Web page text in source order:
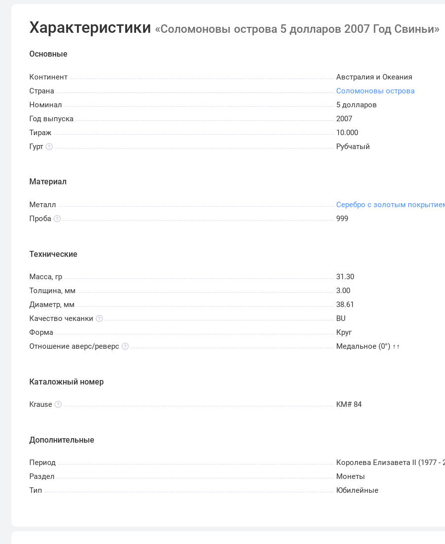
Характеристики «Соломоновы острова 5 долларов 2007 Год Свиньи»
Основные
Континент
Австралия и Океания
Страна
Соломоновы острова
Номинал
5 долларов
Год выпуска
2007
Тираж
10.000
Гурт
Рубчатый
Материал
Металл
Серебро с золотым
Проба
999
Технические
Масса, гр
31.30
Толщина, мм
3.00
Диаметр, мм
38.61
Качество чеканки
BU
Форма
Круг
Отношение аверс/реверс
Медальное (0°) ↑↑
Каталожный номер
Krause KM# 84
Дополнительные
Период
Королева Елизавета II (1977 -
Раздел
Монеты
Тип
Юбилейные